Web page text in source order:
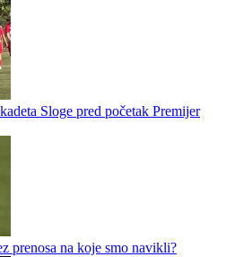
protiv ML Vitebska. Trener Vinko
u odnosu na duel sa